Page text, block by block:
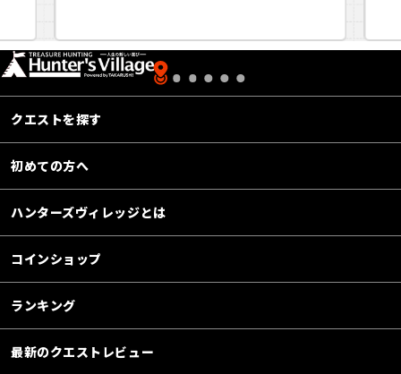
クエストを探す
初めての方へ
ハンターズヴィレッジとは
コインショップ
ランキング
最新のクエストレビュー